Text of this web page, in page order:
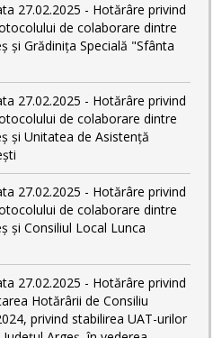
27.02.2025 - Hotărâre privind
de colaborare dintre
și Grădinița Specială "Sfânta
27.02.2025 - Hotărâre privind
de colaborare dintre
și Unitatea de Asistență
27.02.2025 - Hotărâre privind
de colaborare dintre
și Consiliul Local Lunca
27.02.2025 - Hotărâre privind
Hotărârii de Consiliu
privind stabilirea UAT-urilor